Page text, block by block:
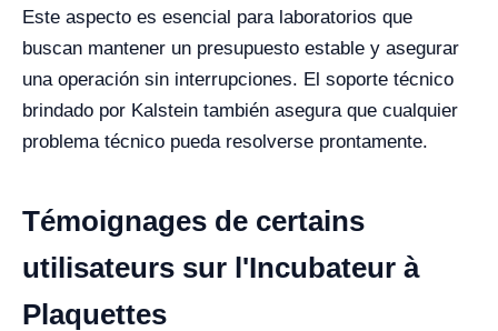
Este aspecto es esencial para laboratorios que
buscan mantener un presupuesto estable y asegurar
una operación sin interrupciones. El soporte técnico
brindado por Kalstein también asegura que cualquier
problema técnico pueda resolverse prontamente.
Témoignages de certains
utilisateurs sur l'Incubateur à
Plaquettes